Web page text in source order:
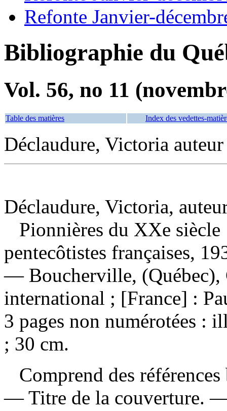
Refonte Janvier-
Bibliographie du
Vol. 56, no 11
Table des matières Index des vedettes-
Déclaudure, Victoria auteur
Déclaudure, Victoria,
Pionnières du XXe
pentecôtistes françaises,
— Boucherville, (Québec),
international ; [France] :
3 pages non numérotées :
; 30 cm.
Comprend des
— Titre de la couverture.